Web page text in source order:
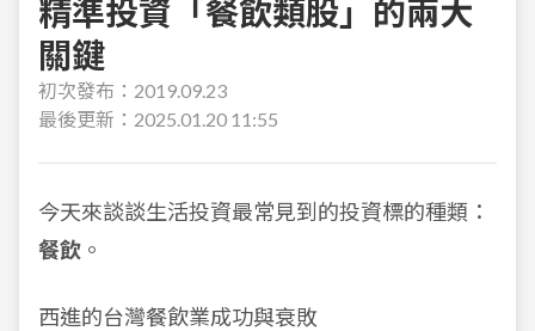
精準投資「餐飲類股」的兩大
關鍵
初次發布： 2019.09.23
最後更新： 2025.01.20 11:55
今天來談談生活投資最常見到的投資標的種類：
餐飲 。
西進的台灣餐飲業成功與衰敗